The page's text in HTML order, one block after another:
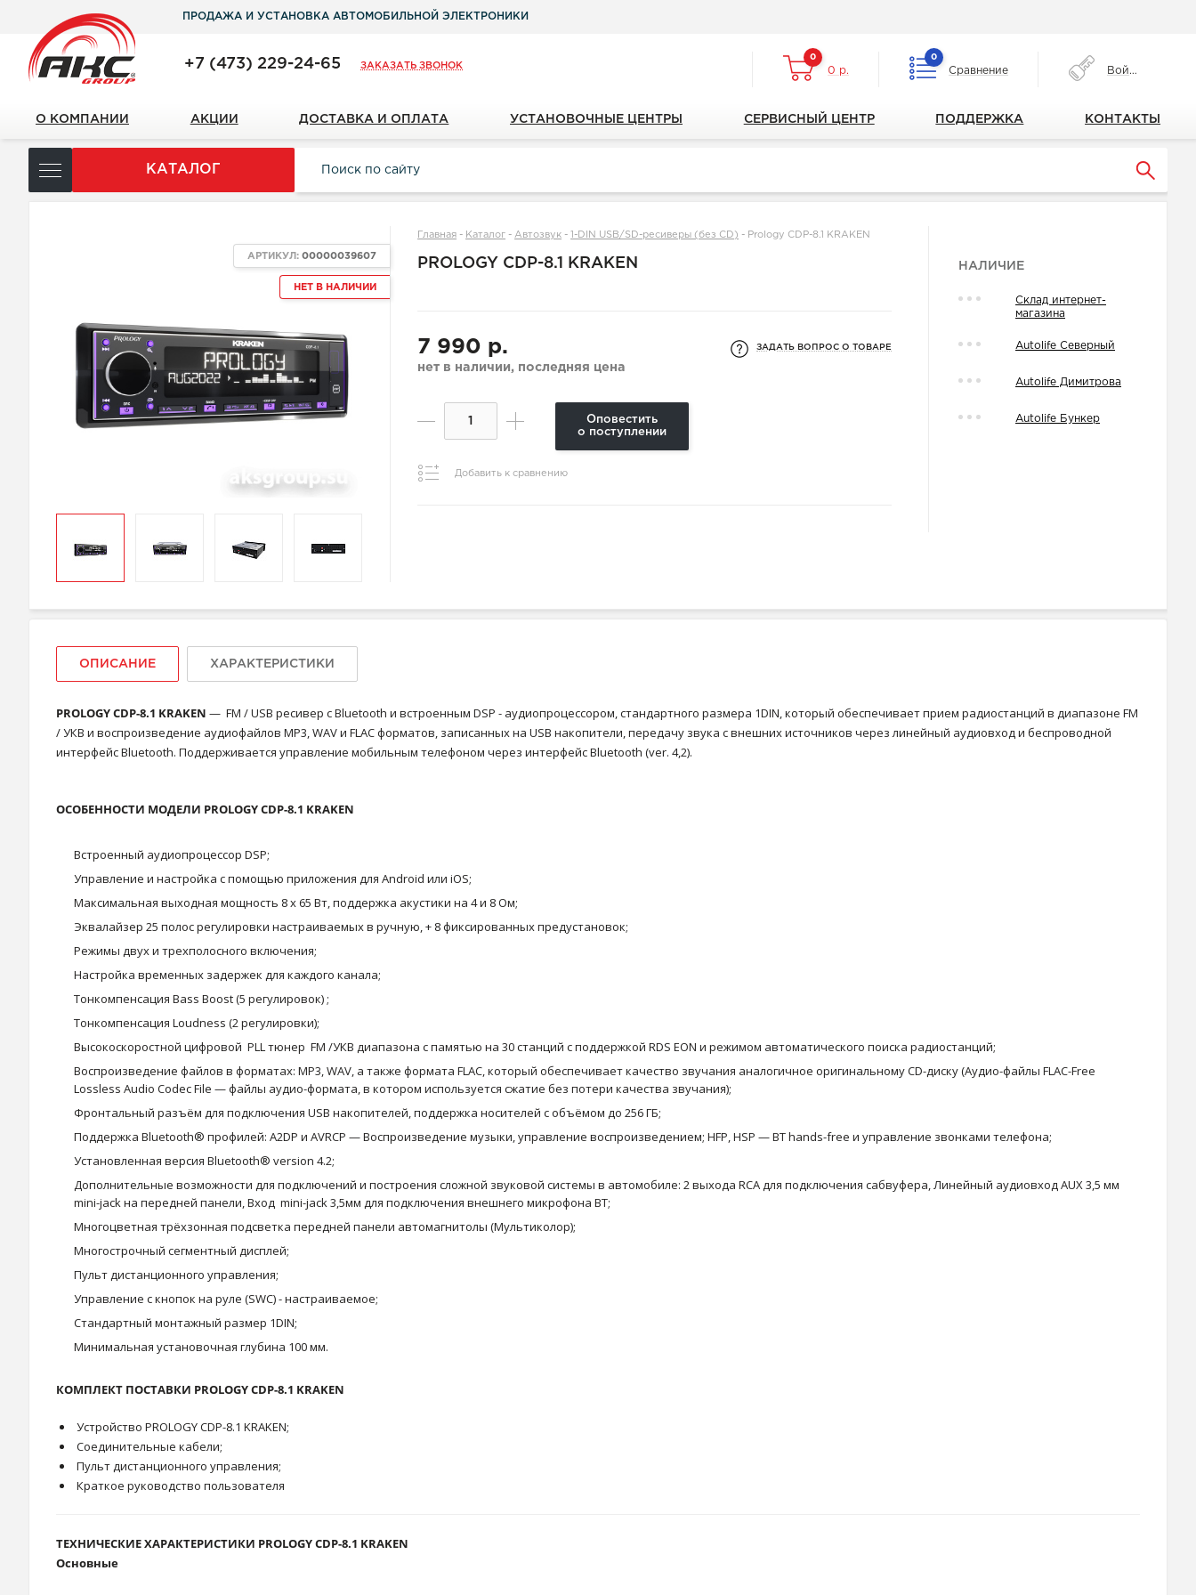
ПРОДАЖА И УСТАНОВКА АВТОМОБИЛЬНОЙ ЭЛЕКТРОНИКИ
+7 (473) 229-24-65 ЗАКАЗАТЬ ЗВОНОК
0
0 р.
0
Сравнение Войти
О КОМПАНИИ АКЦИИ ДОСТАВКА И ОПЛАТА УСТАНОВОЧНЫЕ ЦЕНТРЫ СЕРВИСНЫЙ ЦЕНТР ПОДДЕРЖКА КОНТАКТЫ
КАТАЛОГ
НЕТ В НАЛИЧИИ
АРТИКУЛ:00000039607
Главная - Каталог -Автозвук - 1-DIN USB/SD-ресиверы (без CD) - Prology CDP-8.1 KRAKEN
PROLOGY CDP-8.1 KRAKEN
7 990 р.
нет в наличии, последняя цена
ЗАДАТЬ ВОПРОС О ТОВАРЕ
Оповестить
о поступлении
Добавить к сравнению
НАЛИЧИЕ
Склад интернет-
магазина
Autolife Северный
Autolife Димитрова
Autolife Бункер
ОПИСАНИЕ ХАРАКТЕРИСТИКИ
PROLOGY CDP-8.1 KRAKEN — FM / USB ресивер с Bluetooth и встроенным DSP - аудиопроцессором, стандартного размера 1DIN, который обеспечивает прием радиостанций в диапазоне FM
/ УКВ и воспроизведение аудиофайлов MP3, WAV и FLAC форматов, записанных на USB накопители, передачу звука с внешних источников через линейный аудиовход и беспроводной
интерфейс Bluetooth. Поддерживается управление мобильным телефоном через интерфейс Bluetooth (ver. 4,2).
ОСОБЕННОСТИ МОДЕЛИ PROLOGY CDP-8.1 KRAKEN
Встроенный аудиопроцессор DSP;
Управление и настройка с помощью приложения для Android или iOS;
Максимальная выходная мощность 8 х 65 Вт, поддержка акустики на 4 и 8 Ом;
Эквалайзер 25 полос регулировки настраиваемых в ручную, + 8 фиксированных предустановок;
Режимы двух и трехполосного включения;
Настройка временных задержек для каждого канала;
Тонкомпенсация Bass Boost (5 регулировок) ;
Тонкомпенсация Loudness (2 регулировки);
Высокоскоростной цифровой PLL тюнер FM /УКВ диапазона с памятью на 30 станций c поддержкой RDS EON и режимом автоматического поиска радиостанций;
Воспроизведение файлов в форматах: MP3, WAV, а также формата FLAC, который обеспечивает качество звучания аналогичное оригинальному CD-диску (Аудио-файлы FLAC-Free
Lossless Audio Codec File — файлы аудио-формата, в котором используется сжатие без потери качества звучания);
Фронтальный разъём для подключения USB накопителей, поддержка носителей с объёмом до 256 ГБ;
Поддержка Bluetooth® профилей: A2DP и AVRCP — Воспроизведение музыки, управление воспроизведением; HFP, HSP — BT hands-free и управление звонками телефона;
Установленная версия Bluetooth® version 4.2;
Дополнительные возможности для подключений и построения сложной звуковой системы в автомобиле: 2 выхода RCA для подключения сабвуфера, Линейный аудиовход AUX 3,5 мм
mini-jack на передней панели, Вход mini-jack 3,5мм для подключения внешнего микрофона BT;
Многоцветная трёхзонная подсветка передней панели автомагнитолы (Мультиколор);
Многострочный сегментный дисплей;
Пульт дистанционного управления;
Управление с кнопок на руле (SWC) - настраиваемое;
Стандартный монтажный размер 1DIN;
Минимальная установочная глубина 100 мм.
КОМПЛЕКТ ПОСТАВКИ PROLOGY CDP-8.1 KRAKEN
Устройство PROLOGY CDP-8.1 KRAKEN;
Соединительные кабели;
Пульт дистанционного управления;
Краткое руководство пользователя
ТЕХНИЧЕСКИЕ ХАРАКТЕРИСТИКИ PROLOGY CDP-8.1 KRAKEN
Основные